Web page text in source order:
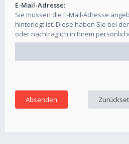
E-Mail-Adresse:
Sie müssen die E-Mail-Adresse
hinterlegt ist. Diese haben Sie bei
oder nachträglich in Ihrem